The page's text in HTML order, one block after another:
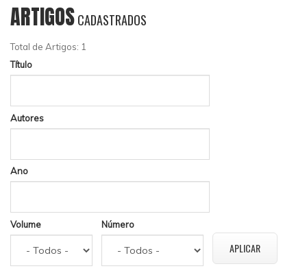
ARTIGOSCADASTRADOS
Total de Artigos: 1
Título
Autores
Ano
Volume Número